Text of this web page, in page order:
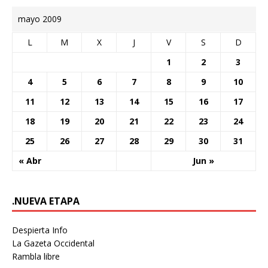
mayo 2009
L M X J V S D
« Abr Jun »
1 2
3
4
5 6 7 8 9
10
11
12 13 14 15 16
17
18
19 20 21 22 23
24
25
26 27 28 29 30 31
.NUEVA ETAPA
Despierta Info
La Gazeta Occidental
Rambla libre